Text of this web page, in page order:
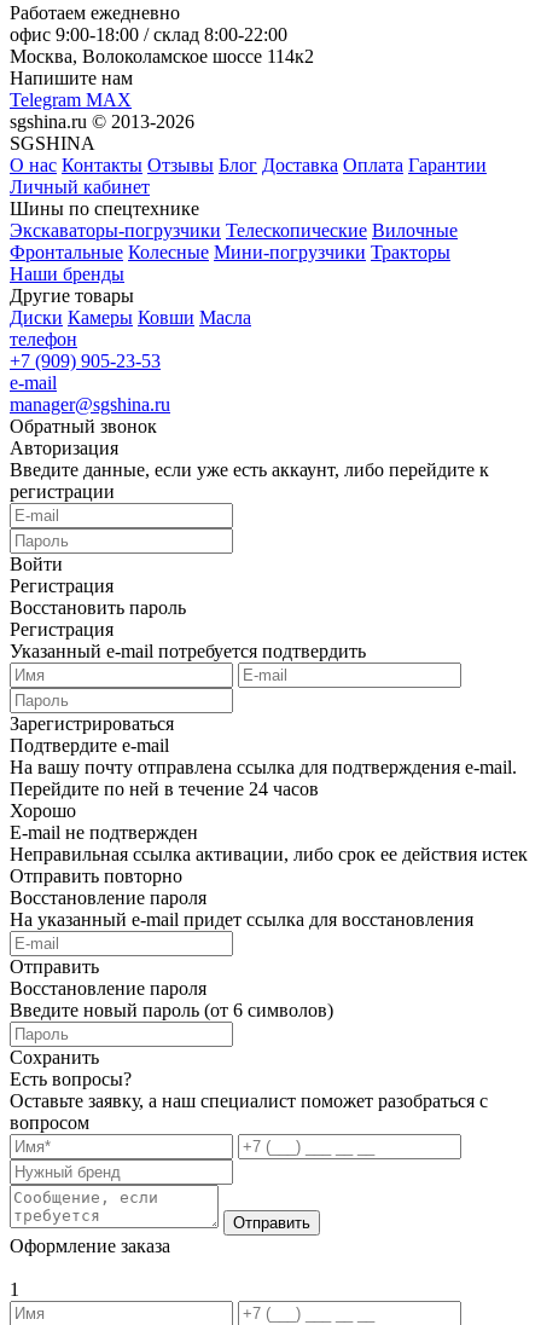
Работаем ежедневно
офис 9:00-18:00 / склад 8:00-22:00
Москва, Волоколамское шоссе 114к2
Напишите нам
Telegram MAX
sgshina.ru © 2013-2026
SGSHINA
О нас Контакты Отзывы Блог Доставка Оплата Гарантии
Личный кабинет
Шины по спецтехнике
Экскаваторы-погрузчики Телескопические Вилочные
Фронтальные Колесные Мини-погрузчики Тракторы
Наши бренды
Другие товары
Диски Камеры Ковши Масла
телефон
+7 (909) 905-23-53
e-mail
manager@sgshina.ru
Обратный звонок
Авторизация
Введите данные, если уже есть аккаунт, либо перейдите к
регистрации
Войти
Регистрация
Восстановить пароль
Регистрация
Указанный e-mail потребуется подтвердить
Зарегистрироваться
Подтвердите e-mail
На вашу почту отправлена ссылка для подтверждения e-mail.
Перейдите по ней в течение 24 часов
Хорошо
E-mail не подтвержден
Неправильная ссылка активации, либо срок ее действия истек
Отправить повторно
Восстановление пароля
На указанный e-mail придет ссылка для восстановления
Отправить
Восстановление пароля
Введите новый пароль (от 6 символов)
Сохранить
Есть вопросы?
Оставьте заявку, а наш специалист поможет разобраться с
вопросом
Отправить
Оформление заказа
1